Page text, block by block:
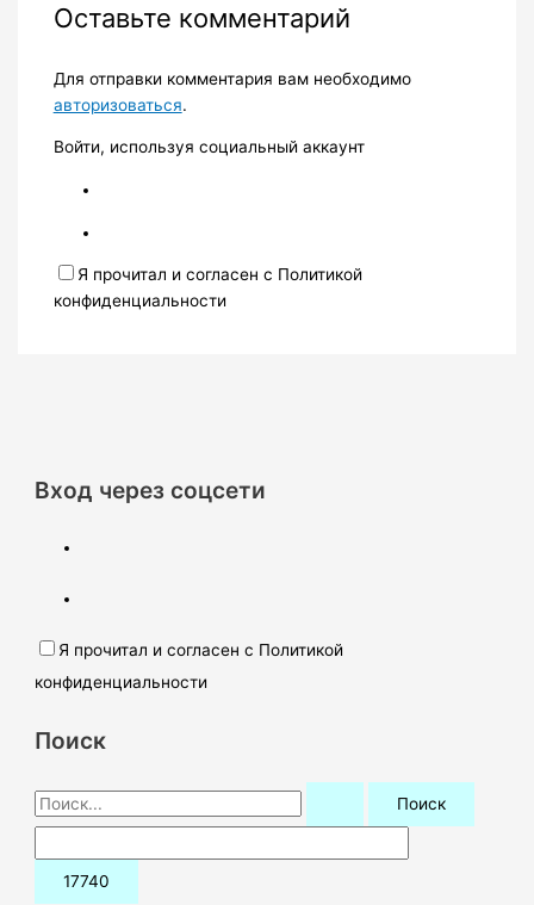
Оставьте комментарий
Для отправки комментария вам необходимо
авторизоваться.
Войти, используя социальный аккаунт
Я прочитал и согласен с Политикой
конфиденциальности
Вход через соцсети
Я прочитал и согласен с Политикой
конфиденциальности
Поиск
П
о
и